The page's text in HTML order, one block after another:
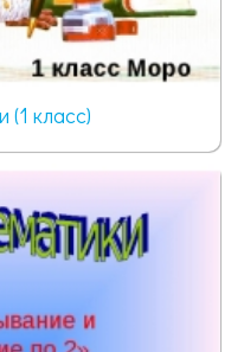
(1 класс)